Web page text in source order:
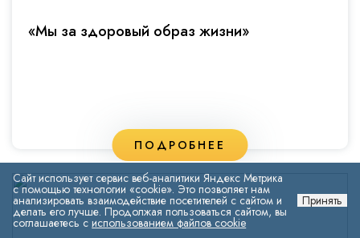
«Мы за здоровый образ жизни»
ПОДРОБНЕЕ
Сайт использует сервис веб-аналитики Яндекс Метрика
с помощью технологии «cookie». Это позволяет нам
анализировать взаимодействие посетителей с сайтом и
делать его лучше. Продолжая пользоваться сайтом, вы
соглашаетесь сиспользованием файлов cookie
Принять